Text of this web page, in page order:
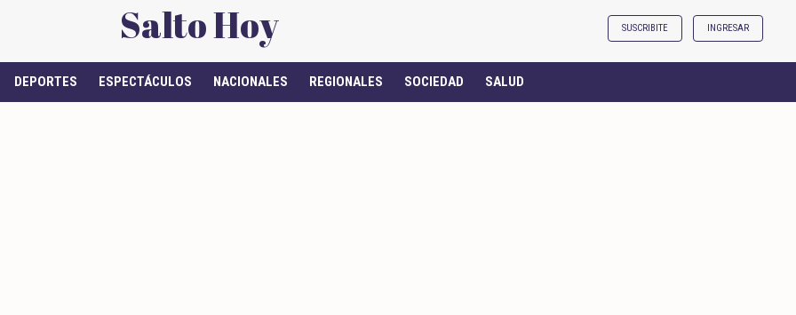
Salto Hoy SUSCRIBITE INGRESAR
DEPORTES ESPECTÁCULOS NACIONALES REGIONALES SOCIEDAD SALUD